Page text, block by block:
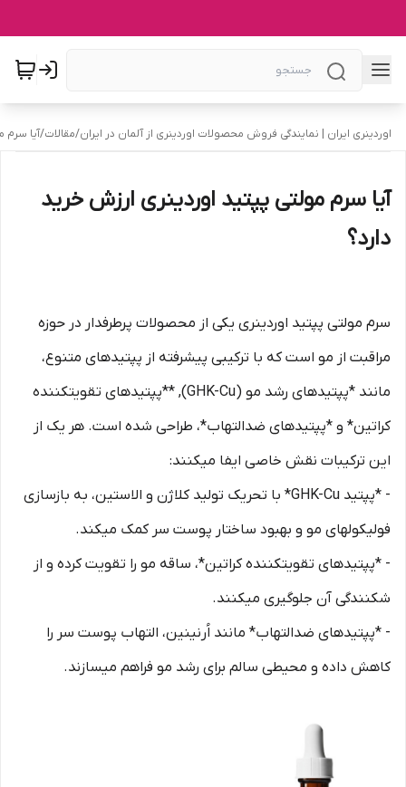
اوردینری ایران | نمایندگی فروش محصولات اوردینری از آلمان در ایران/مقالات/آیا سرم
آیا سرم مولتی پپتید اوردینری ارزش خرید
دارد؟
سرم مولتی پپتید اوردینری یکی از محصولات پرطرفدار در حوزه
مراقبت از مو است که با ترکیبی پیشرفته از پپتیدهای متنوع،
مانند *پپتیدهای رشد مو (GHK-Cu), **پپتیدهای تقویتکننده
کراتین* و *پپتیدهای ضدالتهاب*، طراحی شده است. هر یک از
این ترکیبات نقش خاصی ایفا میکنند:
- *پپتید GHK-Cu* با تحریک تولید کلاژن و الاستین، به بازسازی
فولیکولهای مو و بهبود ساختار پوست سر کمک میکند.
- *پپتیدهای تقویتکننده کراتین*، ساقه مو را تقویت کرده و از
شکنندگی آن جلوگیری میکنند.
- *پپتیدهای ضدالتهاب* مانند اُرنینین، التهاب پوست سر را
کاهش داده و محیطی سالم برای رشد مو فراهم میسازند.